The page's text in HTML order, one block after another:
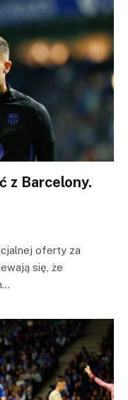
z Barcelony.
oferty za
się, że